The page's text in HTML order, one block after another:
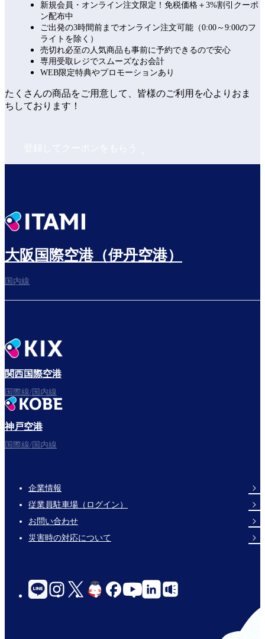
新規会員・オンライン注文限定！免税価格＋3%割引クーポ
ン配布中
ご出発の3時間前までオンライン注文可能（0:00～9:00のフ
ライトを除く）
売切れ必至の人気商品も事前に予約できるので安心
専用受取レジでスムーズなお会計
WEB限定特典やプロモーションあり
たくさんの商品をご用意して、皆様のご利用を心よりおま
ちしております！
大阪国際空港（伊丹空港）
国内線
関西国際空港
国際線/国内線
神戸空港
国際線/国内線
Footer
Links
企業情報
従業員駐車場（ログイン）
お問い合わせ
災害時の対応について
social-
links-